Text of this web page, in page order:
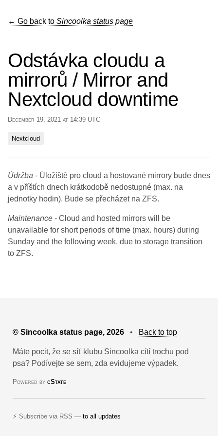
← Go back to Sincoolka status page
Odstávka cloudu a
mirrorů / Mirror and
Nextcloud downtime
December 19, 2021 at 14:39 UTC
Nextcloud
Údržba - Úložiště pro cloud a hostované mirrory bude dnes
a v příštích dnech krátkodobě nedostupné (max. na
jednotky hodin). Bude se přecházet na ZFS.
Maintenance - Cloud and hosted mirrors will be
unavailable for short periods of time (max. hours) during
Sunday and the following week, due to storage transition
to ZFS.
© Sincoolka status page, 2026 • Back to top
Máte pocit, že se síť klubu Sincoolka cítí trochu pod
psa? Podívejte se sem, zda evidujeme výpadek.
Powered by cState
⚡ Subscribe via RSS — to all updates